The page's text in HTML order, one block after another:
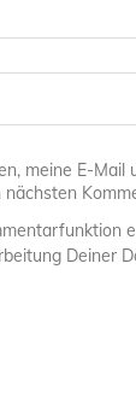
meine E-Mail
Deiner